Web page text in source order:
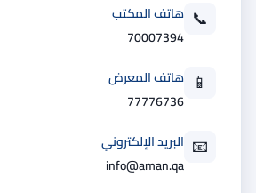
📞 هاتف المكتب
70007394
📱 هاتف المعرض
77776736
📧 البريد الإلكتروني
info@aman.qa